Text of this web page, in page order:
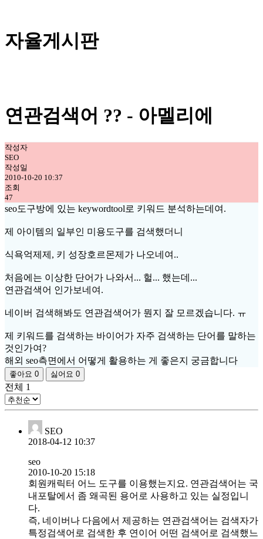
자율게시판
연관검색어 ?? - 아멜리에
작성자
SEO
작성일
2010-10-20 10:37
조회
47
seo도구방에 있는 keywordtool로 키워드 분석하는데여.
제 아이템의 일부인 미용도구를 검색했더니
식욕억제제, 키 성장호르몬제가 나오네여..
처음에는 이상한 단어가 나와서... 헐... 했는데...
연관검색어 인가보네여.
네이버 검색해봐도 연관검색어가 뭔지 잘 모르겠습니다. ㅠ
제 키워드를 검색하는 바이어가 자주 검색하는 단어를 말하는
것인가여?
해외 seo측면에서 어떻게 활용하는 게 좋은지 궁금합니다
좋아요 0 싫어요 0
전체 1
SEO
2018-04-12 10:37
seo
2010-10-20 15:18
회원캐릭터 어느 도구를 이용했는지요. 연관검색어는 국
내포탈에서 좀 왜곡된 용어로 사용하고 있는 실정입니
다.
즉, 네이버나 다음에서 제공하는 연관검색어는 검색자가
특정검색어로 검색한 후 연이어 어떤 검색어로 검색했느